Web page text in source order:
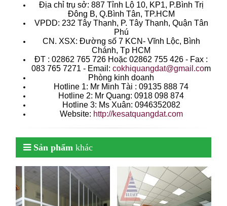
Địa chỉ trụ sở: 887 Tỉnh Lộ 10, KP1, P.Bình Trị
Đông B, Q.Bình Tân, TP.HCM
VPDD: 232 Tây Thạnh, P. Tây Thạnh, Quận Tân
Phú
CN. XSX: Đường số 7 KCN- Vĩnh Lộc, Bình
Chánh, Tp HCM
ÐT : 02862 765 726 Hoặc 02862 755 426 - Fax :
083 765 7271 - Email: cokhiquangdat@gmail.com
Phòng kinh doanh
Hotline 1: Mr Minh Tài : 09135 888 74
Hotline 2: Mr Quang: 0918 098 874
Hotline 3: Ms Xuân: 0946352082
Website: http://kesatquangdat.com
Sản phẩm khác